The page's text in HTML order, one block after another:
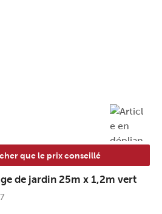
que le prix conseillé
de jardin 25m x 1,2m vert